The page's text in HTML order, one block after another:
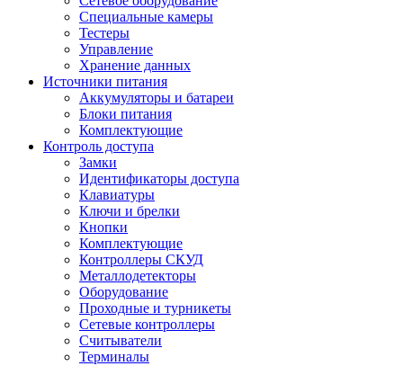
Специальные камеры
Тестеры
Управление
Хранение данных
Источники питания
Аккумуляторы и батареи
Блоки питания
Комплектующие
Контроль доступа
Замки
Идентификаторы доступа
Клавиатуры
Ключи и брелки
Кнопки
Комплектующие
Контроллеры СКУД
Металлодетекторы
Оборудование
Проходные и турникеты
Сетевые контроллеры
Считыватели
Терминалы